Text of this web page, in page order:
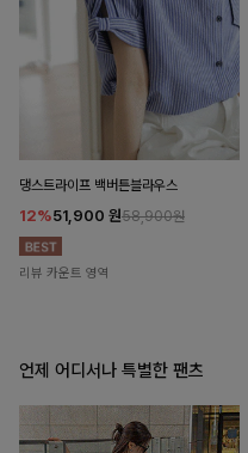
댕스트라이프 백버튼블라우스
12%51,900 원58,900원
리뷰 카운트 영역
언제 어디서나 특별한 팬츠